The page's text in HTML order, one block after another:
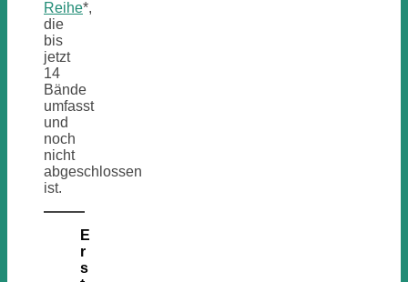
Reihe*,
die
bis
jetzt
14
Bände
umfasst
und
noch
nicht
abgeschlossen
ist.
E
r
s